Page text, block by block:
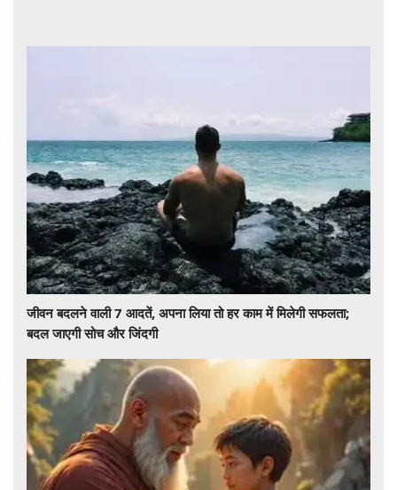
जीवन बदलने वाली 7 आदतें, अपना लिया तो हर काम में मिलेगी सफलता;
बदल जाएगी सोच और जिंदगी